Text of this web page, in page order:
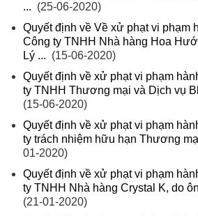
... (25-06-2020)
Quyết định về Về xử phạt vi phạm
Công ty TNHH Nhà hàng Hoa
Lý ... (15-06-2020)
Quyết định về xử phạt vi phạm
ty TNHH Thương mại và Dịch vụ
(15-06-2020)
Quyết định về xử phạt vi phạm
ty trách nhiệm hữu hạn Thương
01-2020)
Quyết định về xử phạt vi phạm
ty TNHH Nhà hàng Crystal K, do
(21-01-2020)